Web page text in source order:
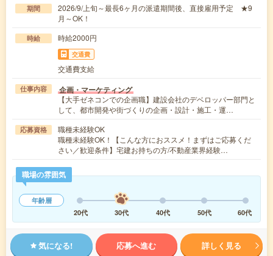
期間
2026/9/上旬～最長6ヶ月の派遣期間後、直接雇用予定 ★9
月～OK！
時給 時給2000円
交通費
交通費支給
仕事内容 企画・マーケティング
【大手ゼネコンでの企画職】建設会社のデベロッパー部門と
して、都市開発や街づくりの企画・設計・施工・運…
応募資格
職種未経験OK
職種未経験OK！【こんな方におススメ！まずはご応募くだ
さい／歓迎条件】宅建お持ちの方/不動産業界経験…
職場の雰囲気
年齢層
20代
30代 40代 50代 60代
気になる! 応募へ進む 詳しく見る